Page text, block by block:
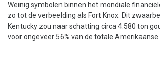
Weinig symbolen binnen het mondiale
zo tot de verbeelding als Fort Knox. Dit
Kentucky zou naar schatting circa 4.580 ton
voor ongeveer 56% van de totale Amerikaanse...